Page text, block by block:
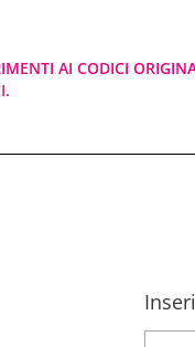
AI CODICI
.